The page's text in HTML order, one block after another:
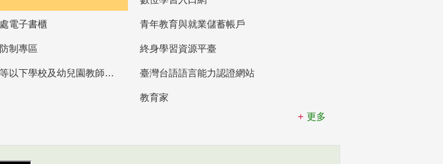
電子書櫃 青年教育與就業儲蓄帳戶
制專區 終身學習資源平臺
教育部高中等以下學校及幼兒園教師資格檢定考試 臺灣台語語言能力認證網站
教育家
更多